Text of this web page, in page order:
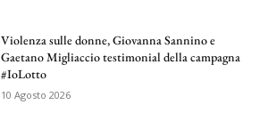
Violenza sulle donne, Giovanna Sannino e
Gaetano Migliaccio testimonial della campagna
#IoLotto
10 Agosto 2026